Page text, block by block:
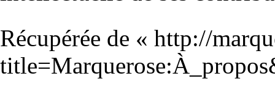
Récupérée de « http://